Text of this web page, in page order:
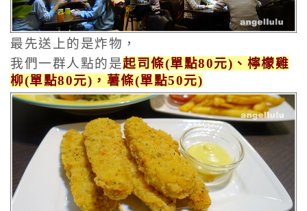
最先送上的是炸物，
我們一群人點的是起司條(單點80元)、檸檬雞
柳(單點80元)，薯條(單點50元)